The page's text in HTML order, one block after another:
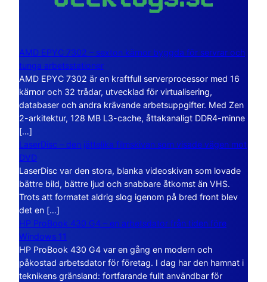
AMD EPYC 7302 – sexton kärnor byggda för servrar och
tunga arbetsstationer
AMD EPYC 7302 är en kraftfull serverprocessor med 16
kärnor och 32 trådar, utvecklad för virtualisering,
databaser och andra krävande arbetsuppgifter. Med Zen
2-arkitektur, 128 MB L3-cache, åttakanaligt DDR4-minne
[…]
LaserDisc – den jättelika filmskivan som visade vägen mot
DVD
LaserDisc var den stora, blanka videoskivan som lovade
bättre bild, bättre ljud och snabbare åtkomst än VHS.
Trots att formatet aldrig slog igenom på bred front blev
det en […]
HP ProBook 430 G4 – en arbetsdator från tiden före
Windows 11
HP ProBook 430 G4 var en gång en modern och
påkostad arbetsdator för företag. I dag har den hamnat i
teknikens gränsland: fortfarande fullt användbar för